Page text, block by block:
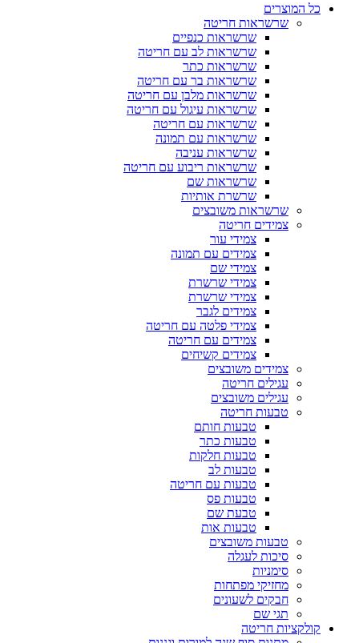
כל המוצרים
שרשראות חריטה
שרשראות כנפיים
שרשראות לב עם חריטה
שרשראות כתר
שרשראות בר עם חריטה
שרשראות מלבן עם חריטה
שרשראות עיגול עם חריטה
שרשראות עם חריטה
שרשראות עם תמונה
שרשראות עניבה
שרשראות ריבוע עם חריטה
שרשראות שם
שרשרת אותיות
שרשראות משובצים
צמידים חריטה
צמידי עור
צמידים עם תמונה
צמידי שם
צמידי שרשרת
צמידי שרשרת
צמידים לגבר
צמידי פלטה עם חריטה
צמידים עם חריטה
צמידים קשיחים
צמידים משובצים
עגילים חריטה
עגילים משובצים
טבעות חריטה
טבעות חותם
טבעות כתר
טבעות חלקות
טבעות לב
טבעות עם חריטה
טבעות פס
טבעת שם
טבעות אות
טבעות משובצים
סיכות לעגלה
סימניות
מחזיקי מפתחות
חבקים לשעונים
תגי שם
קולקציות חריטה